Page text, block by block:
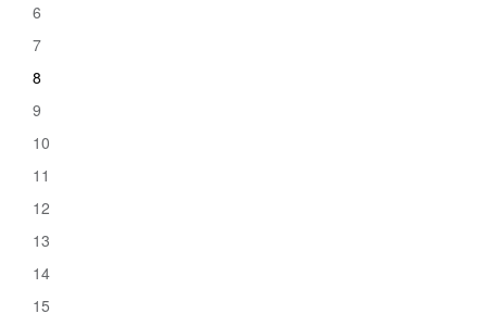
6
7
8
9
10
11
12
13
14
15